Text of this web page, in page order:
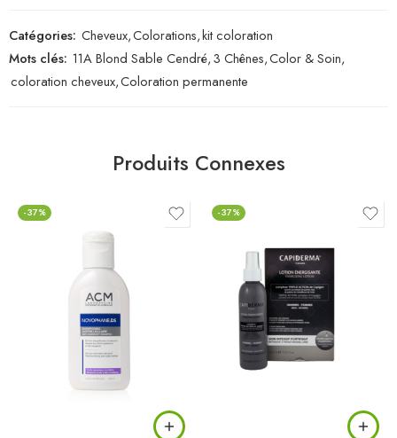
Catégories: Cheveux,Colorations,kit coloration
Mots clés: 11A Blond Sable Cendré,3 Chênes,Color & Soin,
coloration cheveux,Coloration permanente
Produits Connexes
-37% -37%